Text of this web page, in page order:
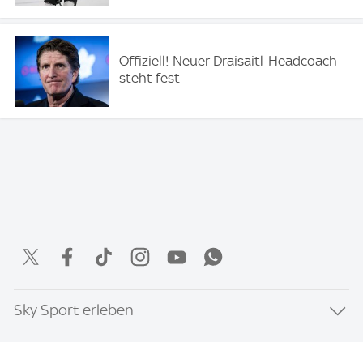
Offiziell! Neuer Draisaitl-Headcoach
steht fest
Sky Sport erleben